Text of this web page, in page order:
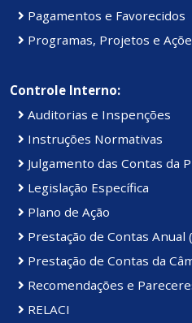
Pagamentos e Favorecidos
Programas, Projetos e
Controle Interno:
Auditorias e Inspenções
Instruções Normativas
Julgamento das Contas da
Legislação Específica
Plano de Ação
Prestação de Contas Anual
Prestação de Contas da
Recomendações e
RELACI